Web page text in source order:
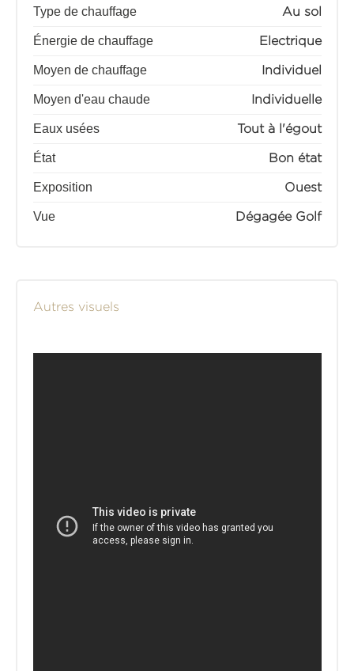
Type de chauffage Au sol
Énergie de chauffage Electrique
Moyen de chauffage Individuel
Moyen d'eau chaude Individuelle
Eaux usées Tout à l'égout
État Bon état
Exposition Ouest
Vue Dégagée Golf
Autres visuels